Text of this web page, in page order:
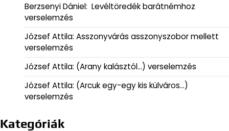
Berzsenyi Dániel: Levéltöredék barátnémhoz
verselemzés
József Attila: Asszonyvárás asszonyszobor mellett
verselemzés
József Attila: (Arany kalásztól…) verselemzés
József Attila: (Arcuk egy-egy kis külváros…)
verselemzés
Kategóriák